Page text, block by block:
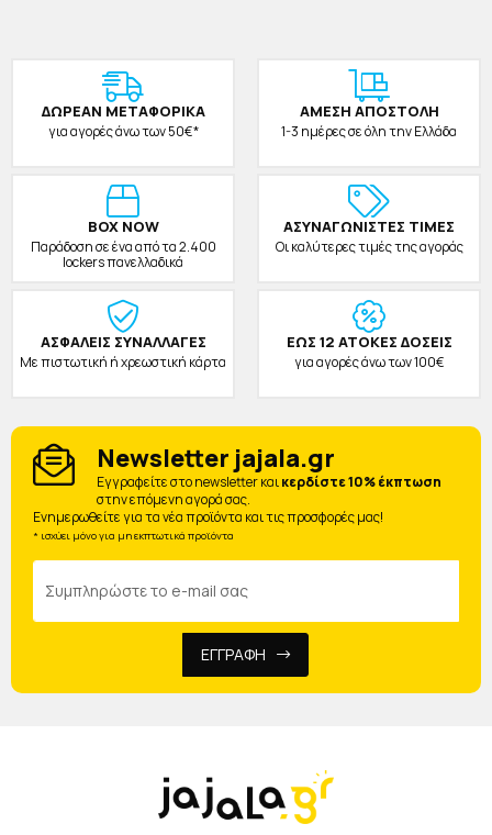
ΔΩΡΕAΝ ΜΕΤΑΦΟΡΙΚΑ
για αγορές άνω των 50€*
ΑΜΕΣΗ ΑΠΟΣΤΟΛΗ
1-3 ημέρες σε όλη την Ελλάδα
BOX NOW
Παράδοση σε ένα από τα 2.400
lockers πανελλαδικά
ΑΣΥΝΑΓΩΝΙΣΤΕΣ ΤΙΜΕΣ
Οι καλύτερες τιμές της αγοράς
ΑΣΦΑΛΕΙΣ ΣΥΝΑΛΛΑΓΕΣ
Με πιστωτική ή χρεωστική κάρτα
ΕΩΣ 12 ΑΤΟΚΕΣ ΔΟΣΕΙΣ
για αγορές άνω των 100€
Newsletter jajala.gr
Eγγραφείτε στο newsletter καικερδίστε 10% έκπτωση
στην επόμενη αγορά σας.
Ενημερωθείτε για τα νέα προϊόντα και τις προσφορές μας!
* ισχύει μόνο για μη εκπτωτικά προϊόντα
ΕΓΓΡΑΦΗ